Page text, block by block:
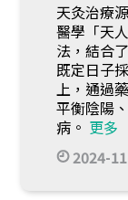
天灸治療
醫學「天
法，結合
既定日子
上，通過
平衡陰陽
病。 更多
2024-